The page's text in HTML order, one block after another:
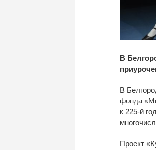
В
В
фонда «
к 225-й
Проект «